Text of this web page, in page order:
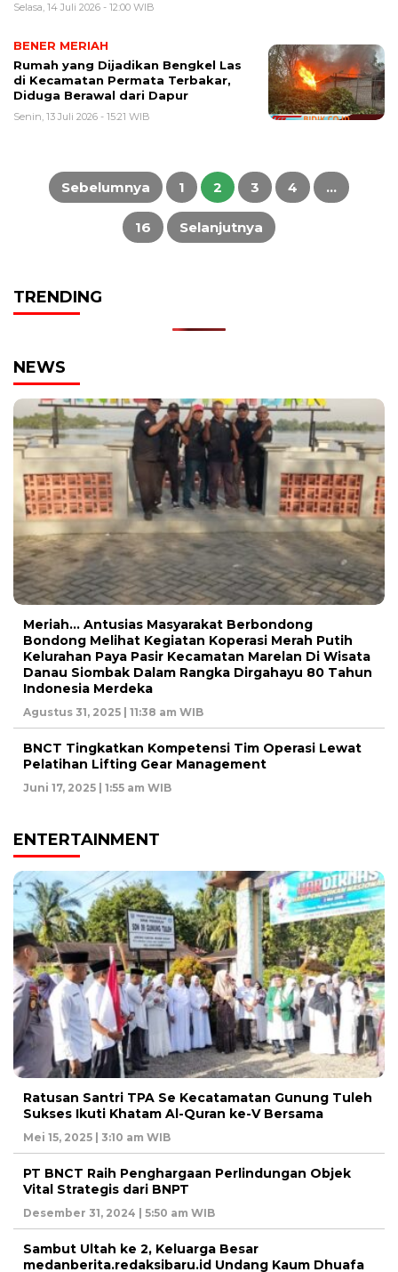
Selasa, 14 Juli 2026 - 12:00 WIB
BENER MERIAH
Rumah yang Dijadikan Bengkel Las
di Kecamatan Permata Terbakar,
Diduga Berawal dari Dapur
Senin, 13 Juli 2026 - 15:21 WIB
Paginasi
posSebelumnya 1 2 3 4 …
16 Selanjutnya
TRENDING
NEWS
Meriah… Antusias Masyarakat Berbondong
Bondong Melihat Kegiatan Koperasi Merah Putih
Kelurahan Paya Pasir Kecamatan Marelan Di Wisata
Danau Siombak Dalam Rangka Dirgahayu 80 Tahun
Indonesia Merdeka
Agustus 31, 2025 | 11:38 am WIB
BNCT Tingkatkan Kompetensi Tim Operasi Lewat
Pelatihan Lifting Gear Management
Juni 17, 2025 | 1:55 am WIB
ENTERTAINMENT
Ratusan Santri TPA Se Kecatamatan Gunung Tuleh
Sukses Ikuti Khatam Al-Quran ke-V Bersama
Mei 15, 2025 | 3:10 am WIB
PT BNCT Raih Penghargaan Perlindungan Objek
Vital Strategis dari BNPT
Desember 31, 2024 | 5:50 am WIB
Sambut Ultah ke 2, Keluarga Besar
medanberita.redaksibaru.id Undang Kaum Dhuafa